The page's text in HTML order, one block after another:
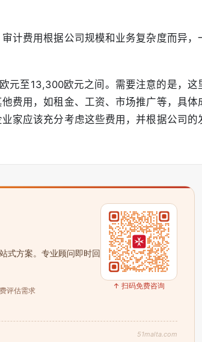
计费用根据公司规模和业务复杂度而异，
元至13,300欧元之间。需要注意的是，这
费用，如租金、工资、市场推广等，具体
家应该充分考虑这些费用，并根据公司的
式方案。专业顾问即时回
评估需求 ↑ 扫码免费咨询
51malta.com